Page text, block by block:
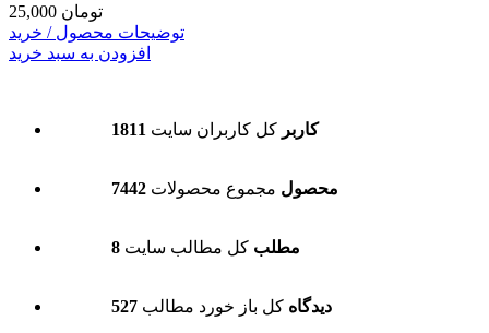
25,000 تومان
توضیحات محصول / خرید
افزودن به سبد خرید
1811 کاربر کل کاربران سایت
7442 محصول مجموع محصولات
8 مطلب کل مطالب سایت
527 دیدگاه کل باز خورد مطالب